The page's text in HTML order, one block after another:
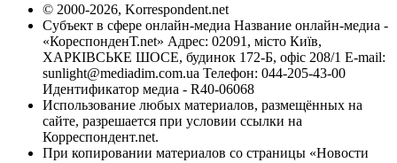
© 2000-2026, Korrespondent.net
Субъект в сфере онлайн-медиа Название онлайн-медиа -
«КореспонденТ.net» Адрес: 02091, місто Київ,
ХАРКІВСЬКЕ ШОСЕ, будинок 172-Б, офіс 208/1 E-mail:
sunlight@mediadim.com.ua Телефон: 044-205-43-00
Идентификатор медиа - R40-06068
Использование любых материалов, размещённых на
сайте, разрешается при условии ссылки на
Корреспондент.net.
При копировании материалов со страницы «Новости